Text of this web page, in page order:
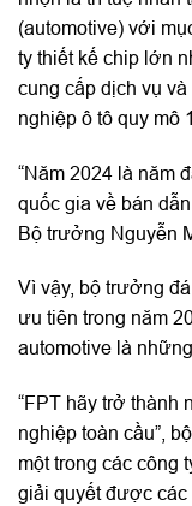
(automotive) với
ty thiết kế chip lớn
cung cấp dịch vụ
nghiệp ô tô quy mô
“Năm 2024 là năm
quốc gia về bán
Bộ trưởng Nguyễn
Vì vậy, bộ trưởng
ưu tiên trong năm
automotive là
“FPT hãy trở thành
nghiệp toàn cầu”,
một trong các công
giải quyết được